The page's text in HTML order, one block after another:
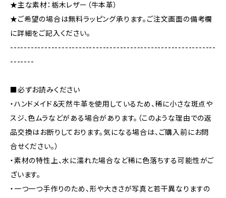
★主な素材：栃木レザー（牛本革）
★ご希望の場合は無料ラッピング承ります。ご注文画面の備考欄
に詳細をご記入ください。
------------------------------------------------------------
-------
■必ずお読みください
・ハンドメイド＆天然牛革を使用しているため、稀に小さな斑点や
スジ、色ムラなどがある場合があります。（このような理由での返
品交換はお断りしております。気になる場合は、ご購入前にお問
合せください。）
・素材の特性上、水に濡れた場合など稀に色落ちする可能性がご
ざいます。
・一つ一つ手作りのため、形や大きさが写真と若干異なりますの